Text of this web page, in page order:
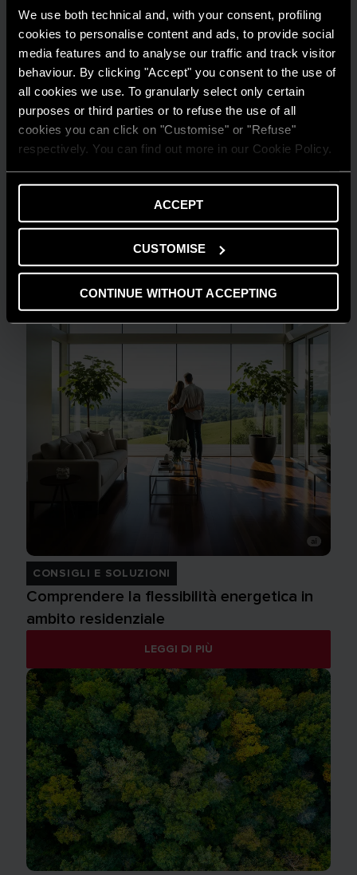
We use both technical and, with your consent, profiling
cookies to personalise content and ads, to provide social
media features and to analyse our traffic and track visitor
behaviour. By clicking "Accept" you consent to the use of
all cookies we use. To granularly select only certain
purposes or third parties or to refuse the use of all
cookies you can click on "Customise" or "Refuse"
respectively. You can find out more in our Cookie Policy.
ACCEPT
CUSTOMISE
CONTINUE WITHOUT ACCEPTING
Quanto consuma un condizionatore?
LEGGI DI PIÙ
CONSIGLI E SOLUZIONI
Comprendere la flessibilità energetica in
ambito residenziale
LEGGI DI PIÙ